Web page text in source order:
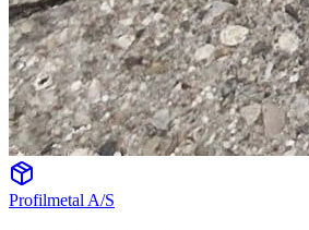
Profilmetal A/S